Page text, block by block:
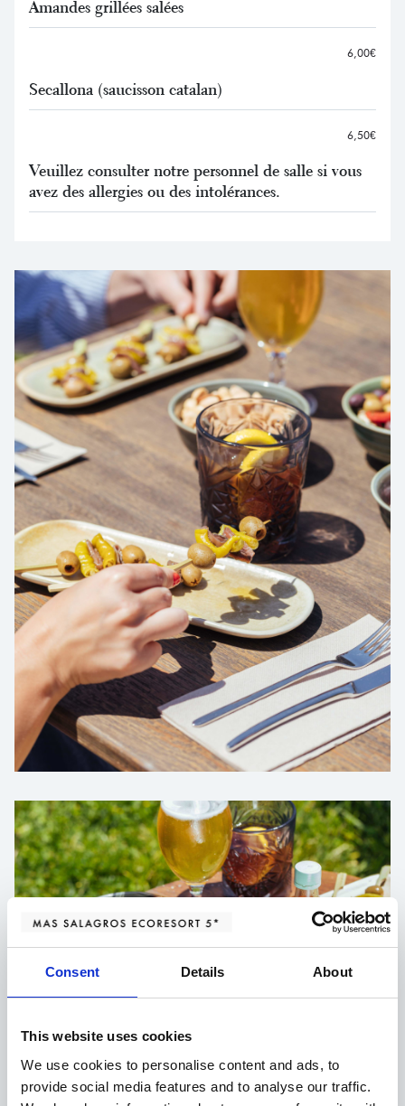
Consent Details About
This website uses cookies
We use cookies to personalise content and ads, to
provide social media features and to analyse our traffic.
Amandes grillées salées
6,00€
Secallona (saucisson catalan)
6,50€
Veuillez consulter notre personnel de salle si vous
avez des allergies ou des intolérances.